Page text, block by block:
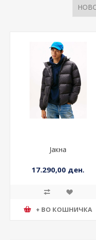
Јакна
17.290,00 ден.
+ ВО КОШНИЧКА